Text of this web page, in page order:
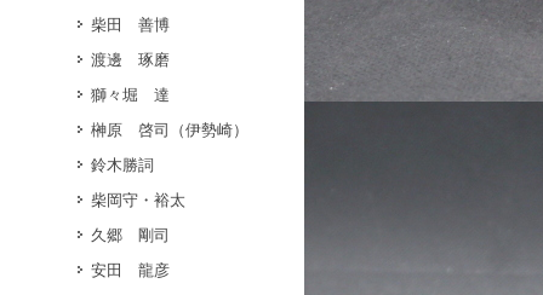
柴田 善博
渡邊 琢磨
獅々堀 達
榊原 啓司（伊勢崎）
鈴木勝詞
柴岡守・裕太
久郷 剛司
安田 龍彦